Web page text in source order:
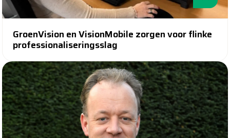
GroenVision en VisionMobile zorgen voor flinke
professionaliseringsslag